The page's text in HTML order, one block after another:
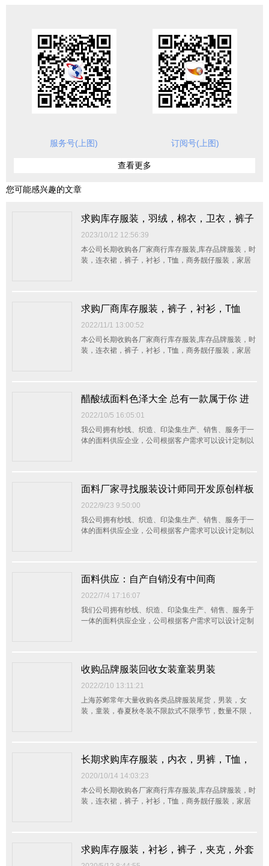
服务号(上图) 订阅号(上图)
查看更多
您可能感兴趣的文章
求购库存服装，羽绒，棉衣，卫衣，裤子
2023/10/12 12:56:39
本公司长期收购各厂家商行库存服装,库存品牌服装，时
装，连衣裙，裤子，衬衫，T恤，商务靓仔服装，家居
方式上门看货定价，以最合理的价钱现金交易。我们真
诚...
求购厂商库存服装，裤子，衬衫，T恤
2022/11/1 13:00:52
本公司长期收购各厂家商行库存服装,库存品牌服装，时
装，连衣裙，裤子，衬衫，T恤，商务靓仔服装，家居
方式上门看货定价，以最合理的价钱现金交易。我们真
诚...
醋酸绒面料色泽大全 总有一款属于你 进
一步了解手感如何- 留言获取布板
2022/10/5 16:05:01
我公司拥有纱线、织造、印染集生产、销售、服务于一
体的面料供应企业，公司根据客户需求可以设计定制以
争力，是本公司的经营宗旨。您的满意是我们的追求，
欢迎来...
面料厂家寻找服装设计师同开发原创样板
2022/9/23 9:50:00
我公司拥有纱线、织造、印染集生产、销售、服务于一
体的面料供应企业，公司根据客户需求可以设计定制以
争力，是本公司的经营宗旨。您的满意是我们的追求，
欢迎来...
面料供应：自产自销没有中间商
2022/7/4 17:16:07
我们公司拥有纱线、织造、印染集生产、销售、服务于
一体的面料供应企业，公司根据客户需求可以设计定制
业竞争力，是本公司的经营宗旨。 我们正在寻找具
有电商渠...
收购品牌服装回收女装童装男装
2022/2/10 13:11:21
上海苏邺常年大量收购各类品牌服装尾货，男装，女
装，童装，春夏秋冬装不限款式不限季节，数量不限，
叫随到），现金交易！【主营内容】回收库存服装：
（男装、...
长期求购库存服装，内衣，男裤，T恤，
衬衫
2020/10/14 14:03:23
本公司长期收购各厂家商行库存服装,库存品牌服装，时
装，连衣裙，裤子，衬衫，T恤，商务靓仔服装，家居
方式上门看货定价，以最合理的价钱现金交易。我们真
诚...
求购库存服装，衬衫，裤子，夹克，外套